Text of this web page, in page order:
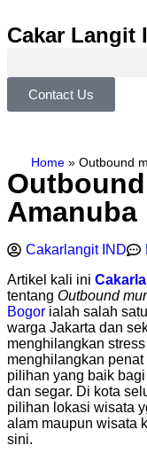
Cakar Langit
Contact Us
Home» Outbound
Amanuba
Cakarlangit IND
Artikel kali ini
tentang Outbound
Bogor ialah salah
warga Jakarta dan
menghilangkan
menghilangkan
pilihan yang baik
dan segar. Di kota
pilihan lokasi wisata
alam maupun wisata
sini.